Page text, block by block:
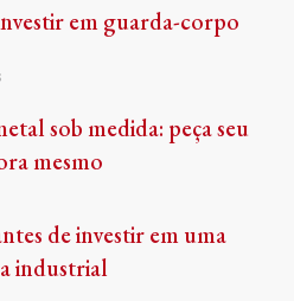
em guarda-corpo
sob medida: peça seu
mesmo
de investir em uma
industrial